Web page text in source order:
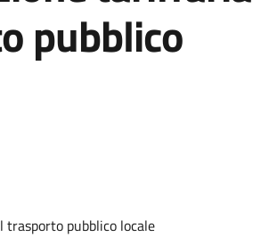
pubblico
trasporto pubblico locale